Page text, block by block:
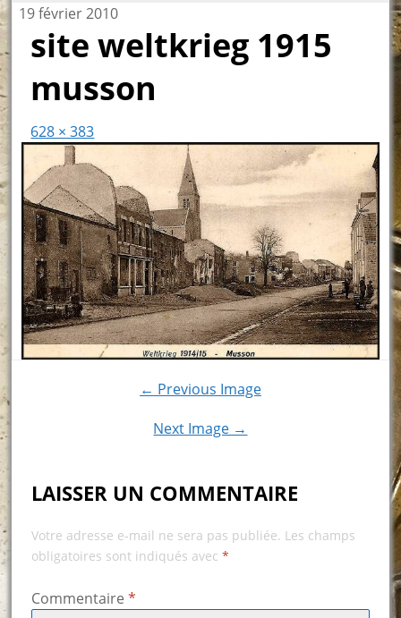
19 février 2010
site weltkrieg 1915
musson
628 × 383
← Previous Image
Next Image →
LAISSER UN COMMENTAIRE
Votre adresse e-mail ne sera pas publiée. Les champs
obligatoires sont indiqués avec *
Commentaire *